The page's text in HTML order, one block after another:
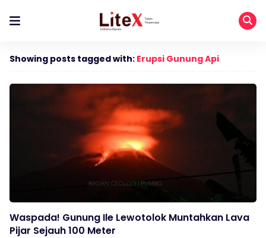
Showing posts tagged with: Erupsi Gunung Api
Waspada! Gunung Ile Lewotolok Muntahkan Lava
Pijar Sejauh 100 Meter